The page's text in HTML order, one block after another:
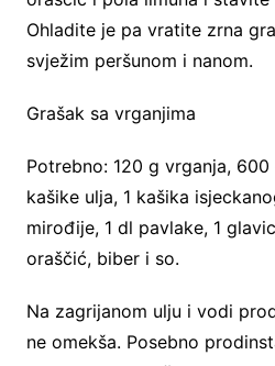
Ohladite je pa vratite zrna
svježim peršunom i nanom.
Grašak sa vrganjima
Potrebno: 120 g vrganja,
kašike ulja, 1 kašika
mirođije, 1 dl pavlake, 1
oraščić, biber i so.
Na zagrijanom ulju i vodi
ne omekša. Posebno